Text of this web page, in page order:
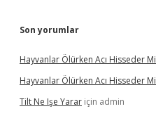
Son yorumlar
Hayvanlar Ölürken Acı Hisseder Mi
Hayvanlar Ölürken Acı Hisseder Mi
Tilt Ne Işe Yarar için admin